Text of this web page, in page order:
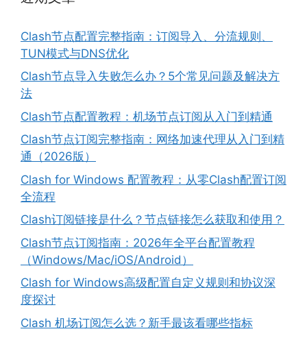
Clash节点配置完整指南：订阅导入、分流规则、
TUN模式与DNS优化
Clash节点导入失败怎么办？5个常见问题及解决方
法
Clash节点配置教程：机场节点订阅从入门到精通
Clash节点订阅完整指南：网络加速代理从入门到精
通（2026版）
Clash for Windows 配置教程：从零Clash配置订阅
全流程
Clash订阅链接是什么？节点链接怎么获取和使用？
Clash节点订阅指南：2026年全平台配置教程
（Windows/Mac/iOS/Android）
Clash for Windows高级配置自定义规则和协议深
度探讨
Clash 机场订阅怎么选？新手最该看哪些指标